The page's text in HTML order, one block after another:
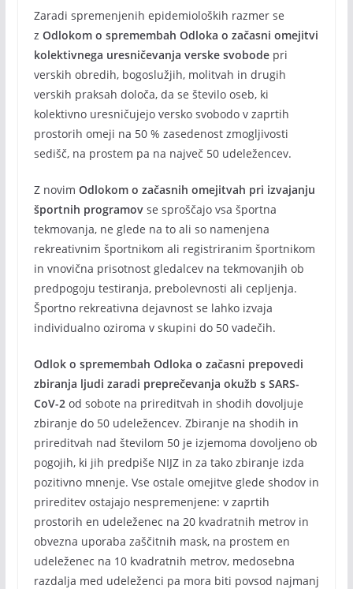
Zaradi spremenjenih epidemioloških razmer se
z Odlokom o spremembah Odloka o začasni omejitvi
kolektivnega uresničevanja verske svobodepri
verskih obredih, bogoslužjih, molitvah in drugih
verskih praksah določa, da se število oseb, ki
kolektivno uresničujejo versko svobodo v zaprtih
prostorih omeji na 50 % zasedenost zmogljivosti
sedišč, na prostem pa na največ 50 udeležencev.
Z novim Odlokom o začasnih omejitvah pri izvajanju
športnih programovse sproščajo vsa športna
tekmovanja, ne glede na to ali so namenjena
rekreativnim športnikom ali registriranim športnikom
in vnovična prisotnost gledalcev na tekmovanjih ob
predpogoju testiranja, prebolevnosti ali cepljenja.
Športno rekreativna dejavnost se lahko izvaja
individualno oziroma v skupini do 50 vadečih.
Odlok o spremembah Odloka o začasni prepovedi
zbiranja ljudi zaradi preprečevanja okužb s SARS-
CoV-2od sobote na prireditvah in shodih dovoljuje
zbiranje do 50 udeležencev. Zbiranje na shodih in
prireditvah nad številom 50 je izjemoma dovoljeno ob
pogojih, ki jih predpiše NIJZ in za tako zbiranje izda
pozitivno mnenje. Vse ostale omejitve glede shodov in
prireditev ostajajo nespremenjene: v zaprtih
prostorih en udeleženec na 20 kvadratnih metrov in
obvezna uporaba zaščitnih mask, na prostem en
udeleženec na 10 kvadratnih metrov, medosebna
razdalja med udeleženci pa mora biti povsod najmanj